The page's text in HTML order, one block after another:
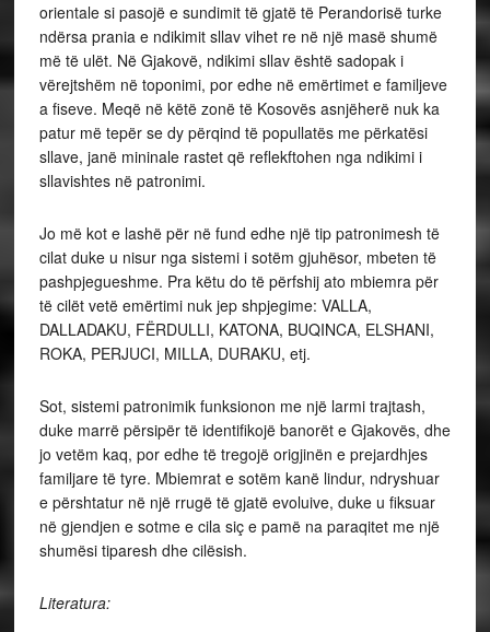
orientale si pasojë e sundimit të gjatë të Perandorisë turke
ndërsa prania e ndikimit sllav vihet re në një masë shumë
më të ulët. Në Gjakovë, ndikimi sllav është sadopak i
vërejtshëm në toponimi, por edhe në emërtimet e familjeve
a fiseve. Meqë në këtë zonë të Kosovës asnjëherë nuk ka
patur më tepër se dy përqind të popullatës me përkatësi
sllave, janë mininale rastet që reflekftohen nga ndikimi i
sllavishtes në patronimi.
Jo më kot e lashë për në fund edhe një tip patronimesh të
cilat duke u nisur nga sistemi i sotëm gjuhësor, mbeten të
pashpjegueshme. Pra këtu do të përfshij ato mbiemra për
të cilët vetë emërtimi nuk jep shpjegime: VALLA,
DALLADAKU, FËRDULLI, KATONA, BUQINCA, ELSHANI,
ROKA, PERJUCI, MILLA, DURAKU, etj.
Sot, sistemi patronimik funksionon me një larmi trajtash,
duke marrë përsipër të identifikojë banorët e Gjakovës, dhe
jo vetëm kaq, por edhe të tregojë origjinën e prejardhjes
familjare të tyre. Mbiemrat e sotëm kanë lindur, ndryshuar
e përshtatur në një rrugë të gjatë evoluive, duke u fiksuar
në gjendjen e sotme e cila siç e pamë na paraqitet me një
shumësi tiparesh dhe cilësish.
Literatura: